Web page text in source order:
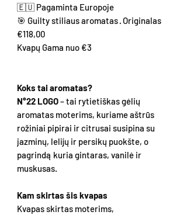
🇪🇺 Pagaminta Europoje
🎯 Guilty stiliaus aromatas · Originalas
€118,00
Kvapų Gama nuo €3
Koks tai aromatas?
N°22 LOGO– tai rytietiškas gėlių
aromatas moterims, kuriame aštrūs
rožiniai pipirai ir citrusai susipina su
jazminų, lelijų ir persikų puokšte, o
pagrindą kuria gintaras, vanilė ir
muskusas.
Kam skirtas šis kvapas
Kvapas skirtas moterims,